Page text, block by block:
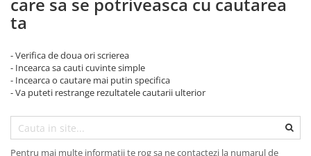
Detergenti Curatenie Casa
Asevi Pardoseli
Produse Pentru Baie
Produse Pentru Bucatarie
Detergenti Curatenie Casa
Detergent Pardoseli
ta
- Verifica de doua ori scrierea
- Incearca sa cauti cuvinte simple
- Incearca o cautare mai putin specifica
- Va puteti restrange rezultatele cautarii ulterior
Pentru mai multe informatii te rog sa ne contactezi la numarul de